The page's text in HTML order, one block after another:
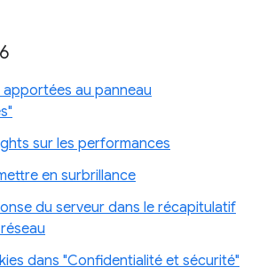
au panneau
sur les performances
en surbrillance
du serveur dans le récapitulatif
dans "Confidentialité et sécurité"